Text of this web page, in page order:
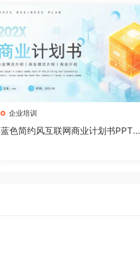
企业培训
蓝色简约风互联网商业计划书PPT模